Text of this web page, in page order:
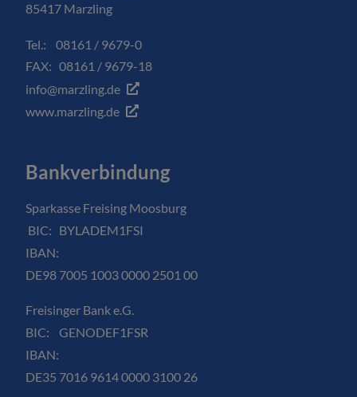
85417 Marzling
Tel.: 08161 / 9679-0
FAX: 08161 / 9679-18
info@marzling.de
www.marzling.de
Bankverbindung
Sparkasse Freising Moosburg
BIC: BYLADEM1FSI
IBAN:
DE98 7005 1003 0000 2501 00
Freisinger Bank e.G.
BIC: GENODEF1FSR
IBAN:
DE35 7016 9614 0000 3100 26